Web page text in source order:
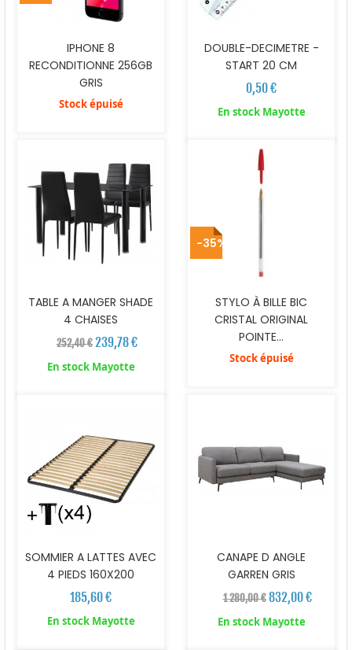
IPHONE 8
RECONDITIONNE 256GB
GRIS
Stock épuisé
DOUBLE-DECIMETRE -
START 20 CM
0,50 €
En stock Mayotte
TABLE A MANGER SHADE
4 CHAISES
252,40 € 239,78 €
En stock Mayotte
STYLO À BILLE BIC
CRISTAL ORIGINAL
POINTE...
Stock épuisé
SOMMIER A LATTES AVEC
4 PIEDS 160X200
185,60 €
En stock Mayotte
-35%
CANAPE D ANGLE
GARREN GRIS
1 280,00 € 832,00 €
En stock Mayotte